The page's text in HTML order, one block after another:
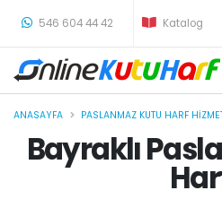
546 604 44 42 Katalog
ANASAYFA PASLANMAZ KUTU HARF
Bayraklı